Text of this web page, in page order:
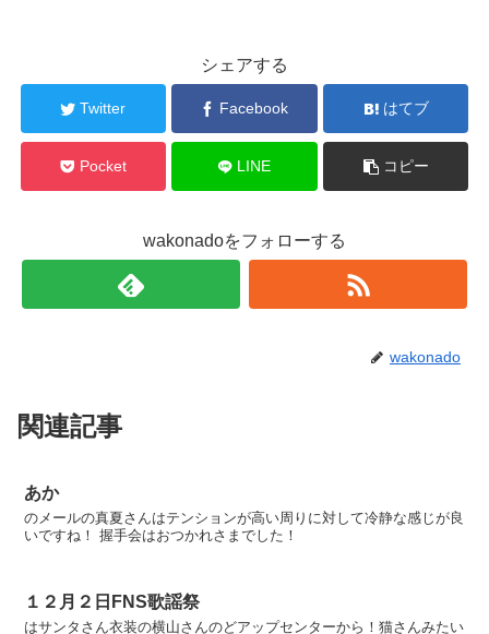
シェアする
Twitter Facebook はてブ
Pocket LINE コピー
wakonadoをフォローする
wakonado
関連記事
あか
のメールの真夏さんはテンションが高い周りに対して冷静な感じが良
いですね！ 握手会はおつかれさまでした！
１２月２日FNS歌謡祭
はサンタさん衣装の横山さんのどアップセンターから！猫さんみたい